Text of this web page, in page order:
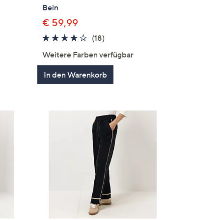
Bein
€ 59,99
3.9
(18)
Weitere Farben verfügbar
In den Warenkorb